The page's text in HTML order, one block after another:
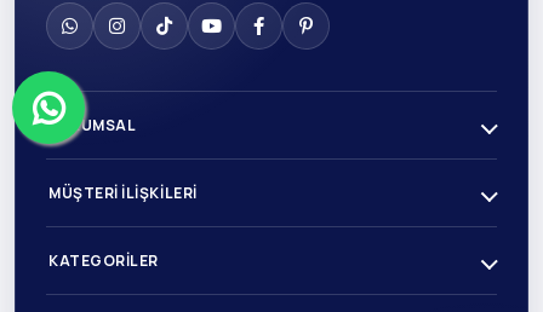
KURUMSAL
MÜŞTERI İLIŞKILERI
KATEGORILER